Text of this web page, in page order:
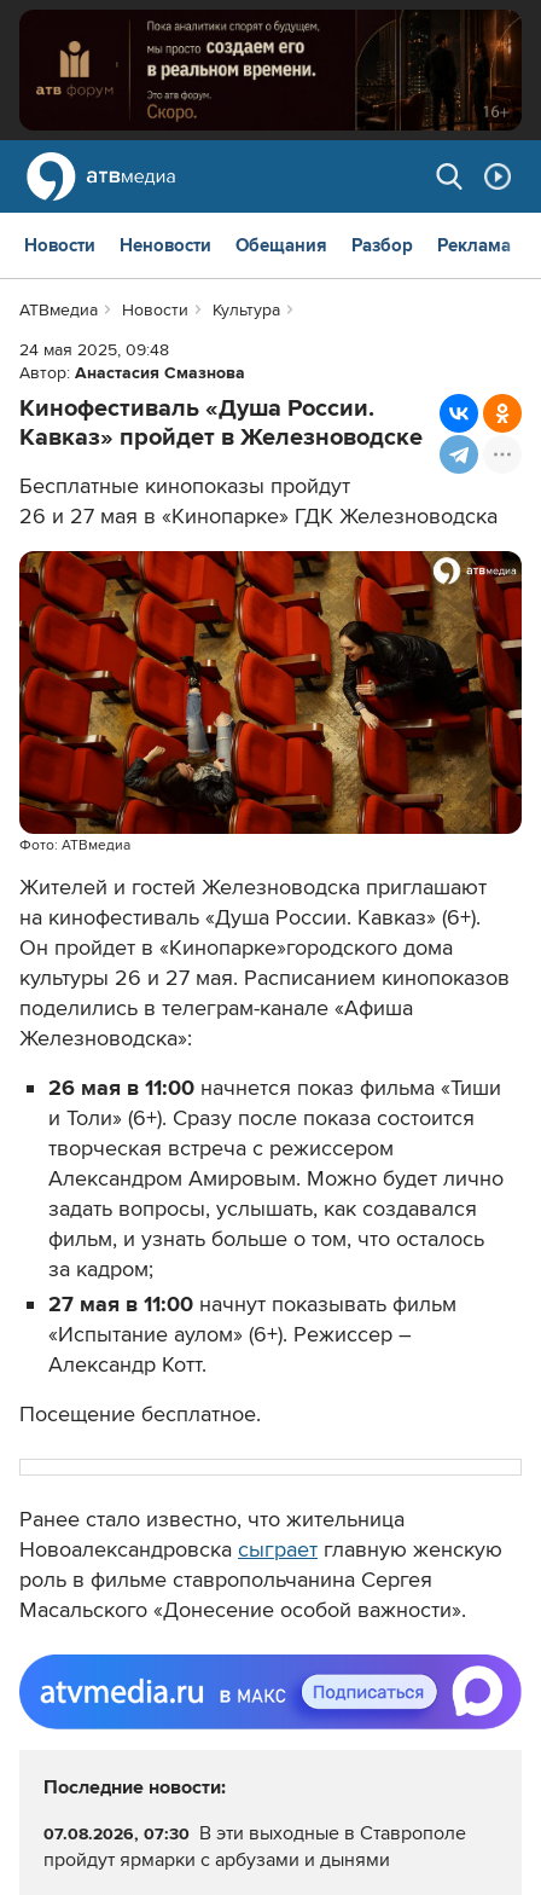
Новости Неновости Обещания Разбор Реклама
АТВмедиа Новости
Культура
24 мая 2025, 09:48
Автор: Анастасия Смазнова
Кинофестиваль «Душа России.
Кавказ» пройдет в Железноводске
Бесплатные кинопоказы пройдут
26 и 27 мая в «Кинопарке» ГДК Железноводска
Фото: АТВмедиа
Жителей и гостей Железноводска приглашают
на кинофестиваль «Душа России. Кавказ» (6+).
Он пройдет в «Кинопарке»городского дома
культуры 26 и 27 мая. Расписанием кинопоказов
поделились в телеграм-канале «Афиша
Железноводска»:
26 мая в 11:00 начнется показ фильма «Тиши
и Толи» (6+). Сразу после показа состоится
творческая встреча с режиссером
Александром Амировым. Можно будет лично
задать вопросы, услышать, как создавался
фильм, и узнать больше о том, что осталось
за кадром;
27 мая в 11:00 начнут показывать фильм
«Испытание аулом» (6+). Режиссер –
Александр Котт.
Посещение бесплатное.
Ранее стало известно, что жительница
Новоалександровска сыграет главную женскую
роль в фильме ставропольчанина Сергея
Масальского «Донесение особой важности».
Последние новости:
07.08.2026, 07:30 В эти выходные в Ставрополе
пройдут ярмарки с арбузами и дынями